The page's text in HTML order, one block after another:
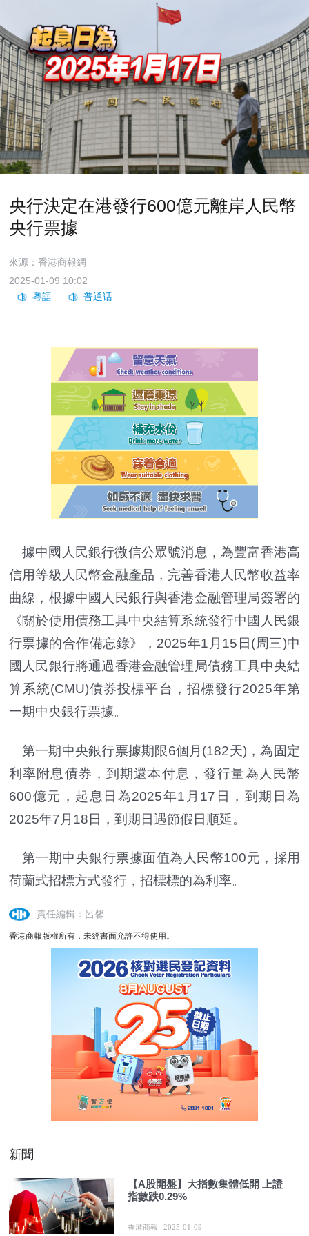
央行決定在港發行600億元離岸人民幣
央行票據
來源：香港商報網
2025-01-09 10:02
據中國人民銀行微信公眾號消息，為豐富香港高
信用等級人民幣金融產品，完善香港人民幣收益率
曲線，根據中國人民銀行與香港金融管理局簽署的
《關於使用債務工具中央結算系統發行中國人民銀
行票據的合作備忘錄》，2025年1月15日(周三)中
國人民銀行將通過香港金融管理局債務工具中央結
算系統(CMU)債券投標平台，招標發行2025年第
一期中央銀行票據。
第一期中央銀行票據期限6個月(182天)，為固定
利率附息債券，到期還本付息，發行量為人民幣
600億元，起息日為2025年1月17日，到期日為
2025年7月18日，到期日遇節假日順延。
第一期中央銀行票據面值為人民幣100元，採用
荷蘭式招標方式發行，招標標的為利率。
責任編輯：呂馨
香港商報版權所有，未經書面允許不得使用。
新聞
【A股開盤】大指數集體低開 上證
指數跌0.29%
香港商報 2025-01-09